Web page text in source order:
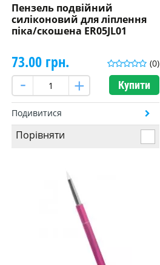
Пензель подвійний
силіконовий для ліплення
піка/скошена ER05JL01
(0)
73.00 грн.
Купити
Подивитися
Порівняти